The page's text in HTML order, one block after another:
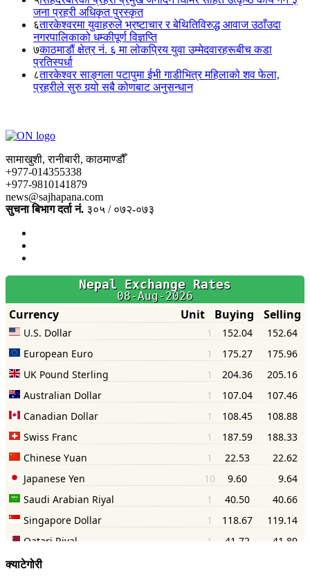
जना प्रहरी अधिकृत पुरस्कृत
६तारकेश्वरमा युवाहरुले भ्रष्टाचार र बेथितिविरुद्ध आवाज उठाँउदा
नगरपालिकाको धम्कीपूर्ण विज्ञप्ति
७काठमाडौं क्षेत्र नं. ६ मा लोकप्रिय युवा उम्मेदवारहरूबीच कडा
प्रतिस्पर्धा
८तारकेश्वर साङ्गला पटापुमा ईभी गाडीभित्र महिलाको शव फेला,
प्रहरीले सुरु गर्‍यो सबै कोणबाट अनुसन्धान
सामाखुशी, रानीबारी, काठमाण्डौँ
+977-014355338
+977-9810141879
news@sajhapana.com
सुचना बिभाग दर्ता नं. ३०५ / ०७२-०७३
क्याटेगोरी